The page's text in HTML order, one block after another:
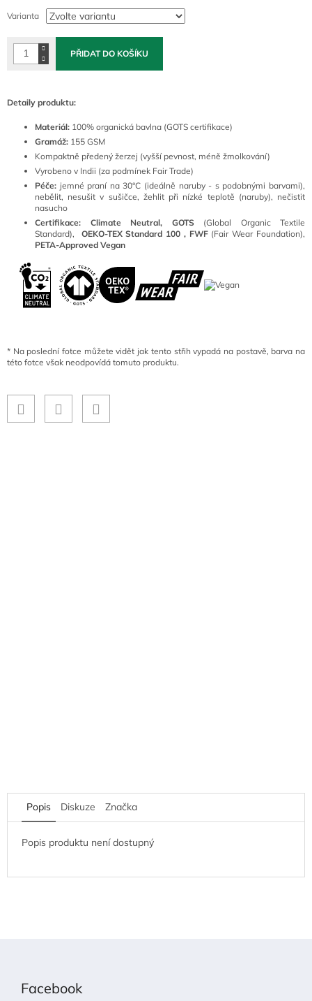
cena:
Varianta
PŘIDAT DO KOŠÍKU
Detaily produktu:
Materiál: 100% organická bavlna (GOTS certifikace)
Gramáž: 155 GSM
Kompaktně předený žerzej (vyšší pevnost, méně žmolkování)
Vyrobeno v Indii (za podmínek Fair Trade)
Péče: jemné praní na 30°C (ideálně naruby - s podobnými barvami),
nebělit, nesušit v sušičce, žehlit při nízké teplotě (naruby), nečistit
nasucho
Certifikace: Climate Neutral, GOTS(Global Organic Textile
Standard),
OEKO-TEX Standard 100 , FWF (Fair Wear Foundation),
PETA-Approved Vegan
* Na poslední fotce můžete vidět jak tento střih vypadá na postavě, barva na
této fotce však neodpovídá tomuto produktu.
Popis Diskuze Značka
Popis produktu není dostupný
Facebook